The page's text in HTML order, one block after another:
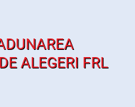
ALEGERI FRL